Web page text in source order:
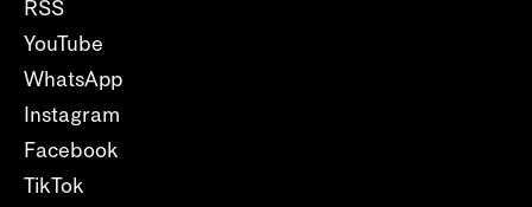
RSS
YouTube
WhatsApp
Instagram
Facebook
TikTok